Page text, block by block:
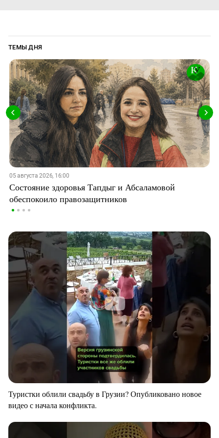
ТЕМЫ ДНЯ
05 августа 2026, 16:00
Состояние здоровья Тапдыг и Абсаламовой
обеспокоило правозащитников
Туристки облили свадьбу в Грузии? Опубликовано новое
видео с начала конфликта.